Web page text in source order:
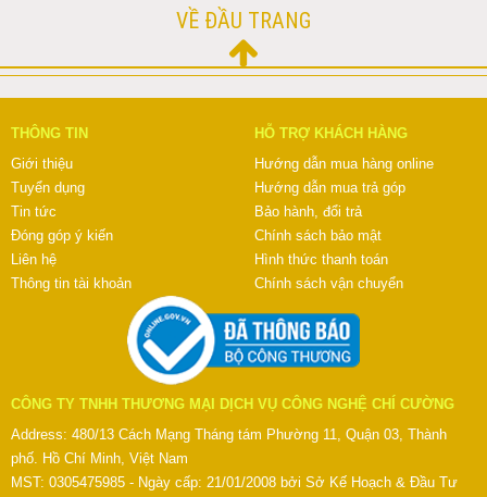
VỀ ĐẦU TRANG
THÔNG TIN
Giới thiệu
Tuyển dụng
Tin tức
Đóng góp ý kiến
Liên hệ
Thông tin tài khoản
HỖ TRỢ KHÁCH HÀNG
Hướng dẫn mua hàng online
Hướng dẫn mua trả góp
Bảo hành, đổi trả
Chính sách bảo mật
Hình thức thanh toán
Chính sách vận chuyển
CÔNG TY TNHH THƯƠNG MẠI DỊCH VỤ CÔNG NGHỆ CHÍ CƯỜNG
Address: 480/13 Cách Mạng Tháng tám Phường 11, Quận 03, Thành
phố. Hồ Chí Minh, Việt Nam
MST: 0305475985 - Ngày cấp: 21/01/2008 bởi Sở Kế Hoạch & Đầu Tư